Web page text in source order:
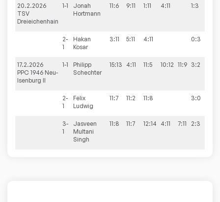
20.2.2026
TSV
Dreieichenhain
1-1
Jonah
Hortmann
11:6 9:11 1:11 4:11 1:3
2-
1
Hakan
Kosar
3:11 5:11 4:11 0:3
17.2.2026
PPC 1946 Neu-
Isenburg II
1-1
Philipp
Schechter
15:13 4:11 11:5 10:12 11:9 3:2
2-
1
Felix
Ludwig
11:7 11:2 11:8 3:0
3-
1
Jasveen
Multani
Singh
11:8 11:7 12:14 4:11 7:11 2:3